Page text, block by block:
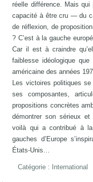
réelle différence. Mais
capacité à être cru — du
de réflexion, de
? C’est à la gauche
Car il est à craindre
faiblesse idéologique
américaine des années
Les victoires politiques
ses composantes,
propositions concrètes
démontrer son sérieux
voilà qui a contribué à
gauches d’Europe
États-Unis…
Catégorie : International